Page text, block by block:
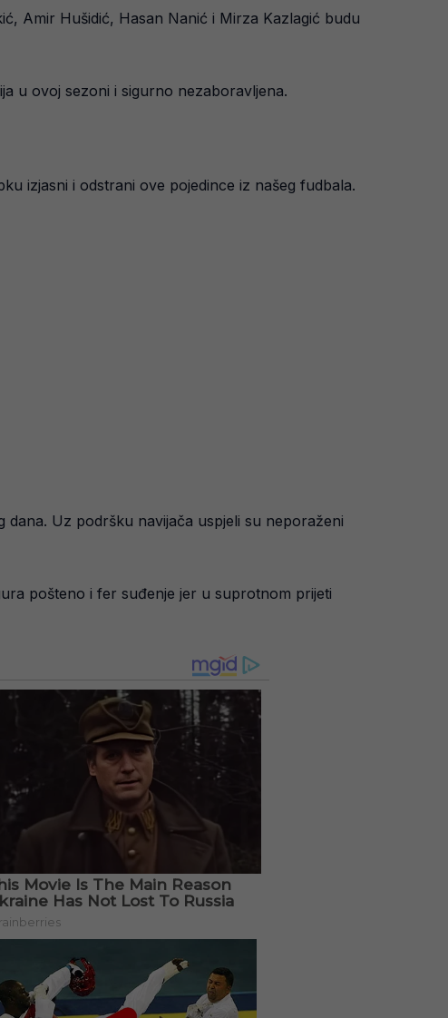
Amir Hušidić, Hasan Nanić i Mirza Kazlagić budu
u ovoj sezoni i sigurno nezaboravljena.
izjasni i odstrani ove pojedince iz našeg fudbala.
Uz podršku navijača uspjeli su neporaženi
pošteno i fer suđenje jer u suprotnom prijeti